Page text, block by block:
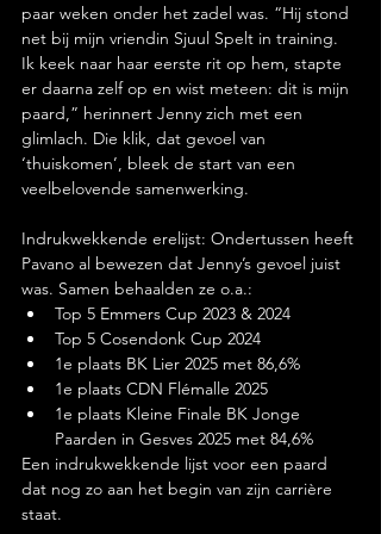
paar weken onder het zadel was. “Hij stond
net bij mijn vriendin Sjuul Spelt in training.
Ik keek naar haar eerste rit op hem, stapte
er daarna zelf op en wist meteen: dit is mijn
paard,” herinnert Jenny zich met een
glimlach. Die klik, dat gevoel van
‘thuiskomen’, bleek de start van een
veelbelovende samenwerking.
Indrukwekkende erelijst: Ondertussen heeft
Pavano al bewezen dat Jenny’s gevoel juist
was. Samen behaalden ze o.a.:
Top 5 Emmers Cup 2023 & 2024
Top 5 Cosendonk Cup 2024
1e plaats BK Lier 2025 met 86,6%
1e plaats CDN Flémalle 2025
1e plaats Kleine Finale BK Jonge
Paarden in Gesves 2025 met 84,6%
Een indrukwekkende lijst voor een paard
dat nog zo aan het begin van zijn carrière
staat.